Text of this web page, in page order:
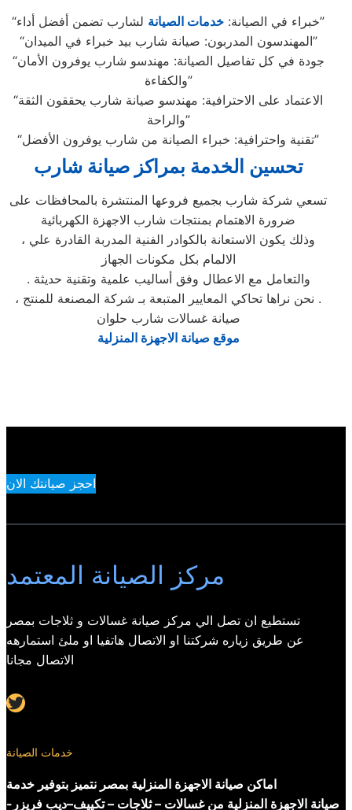
“خبراء في الصيانة: خدمات الصيانة
لشارب تضمن أفضل أداء”
“المهندسون المدربون: صيانة شارب بيد خبراء في الميدان”
“جودة في كل تفاصيل الصيانة: مهندسو شارب يوفرون الأمان
والكفاءة”
“الاعتماد على الاحترافية: مهندسو صيانة شارب يحققون الثقة
والراحة”
“تقنية واحترافية: خبراء الصيانة من شارب يوفرون الأفضل”
تحسين الخدمة بمراكز صيانة شارب
تسعي شركة شارب بجميع فروعها المنتشرة بالمحافظات على
ضرورة الاهتمام بمنتجات شارب الاجهزة الكهربائية
، وذلك يكون الاستعانة بالكوادر الفنية المدربة القادرة علي
الالمام بكل مكونات الجهاز
. والتعامل مع الاعطال وفق أساليب علمية وتقنية حديثة
، نحن نراها تحاكي المعايير المتبعة بـ شركة المصنعة للمنتج .
صيانة غسالات شارب حلوان
موقع صيانة الاجهزة المنزلية
احجز صيانتك الان
مركز الصيانة المعتمد
تستطيع ان تصل الي مركز صيانة غسالات و ثلاجات بمصر
عن طريق زياره شركتنا او الاتصال هاتفيا او ملئ استمارهه
الاتصال مجانا
Twitter
خدمات الصيانة
اماكن صيانة الاجهزة المنزلية بمصر نتميز بتوفير خدمة
صيانة الاجهزة المنزلية من غسالات – ثلاجات – تكييف–ديب فريزر-